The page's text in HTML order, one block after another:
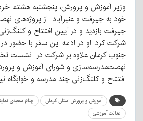
وزیر آموزش و پرورش، پنجشنبه هشتم
خود به جیرفت و عنبرآباد از پروژه‌های
جیرفت بازدید و در آیین افتتاح و
شرکت کرد. او در ادامه این سفر با حضور
جنوب کرمان علاوه بر شرکت در نشست
نهضت‌مدرسه‌سازی و شورای آموزش و
افتتاح و کلنگ‌زنی چند مدرسه و خوابگاه
آموزش و پرورش استان کرمان
بهنام سعیدی
عدالت آموزشی